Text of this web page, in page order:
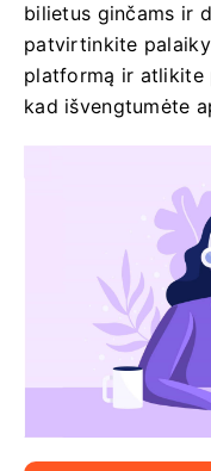
bilietus ginčams ir
patvirtinkite
platformą ir atlikite
kad išvengtumėte